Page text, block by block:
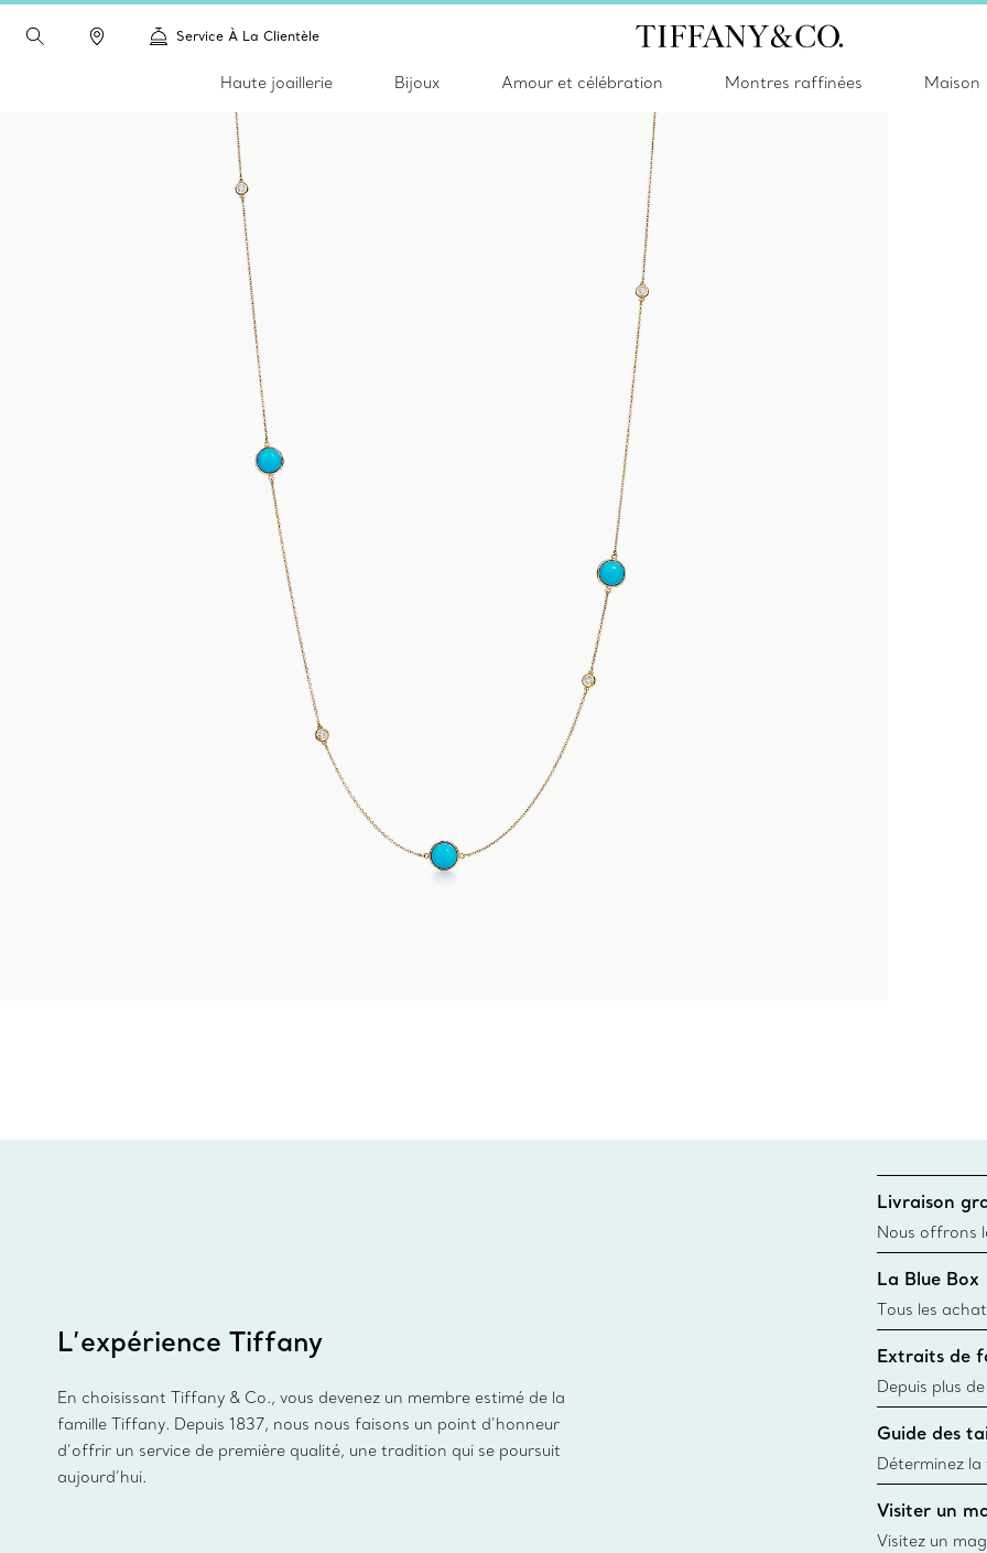
Service À La Clientèle
Haute joaillerie Bijoux Amour et célébration Montres raffinées Maison
L’expérience Tiffany
En choisissant Tiffany & Co., vous devenez un membre estimé de la
famille Tiffany. Depuis 1837, nous nous faisons un point d’honneur
d’offrir un service de première qualité, une tradition qui se poursuit
aujourd’hui.
Livraison
Nous offrons
toutes les
canadien et
La Blue Box
Tous les
une Tiffany
remonte à
fabriqués à
matières
Extraits de
Depuis plus
façon
fabrication de
Guide des
Déterminez la
d’une bague
Visiter un
Visitez un